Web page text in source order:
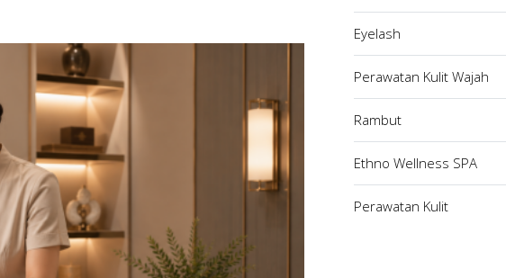
Eyelash
Perawatan Kulit Wajah
Rambut
Ethno Wellness SPA
Perawatan Kulit